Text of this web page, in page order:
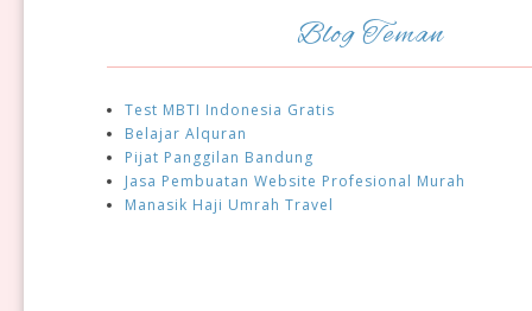
Blog Teman
Test MBTI Indonesia Gratis
Belajar Alquran
Pijat Panggilan Bandung
Jasa Pembuatan Website Profesional Murah
Manasik Haji Umrah Travel